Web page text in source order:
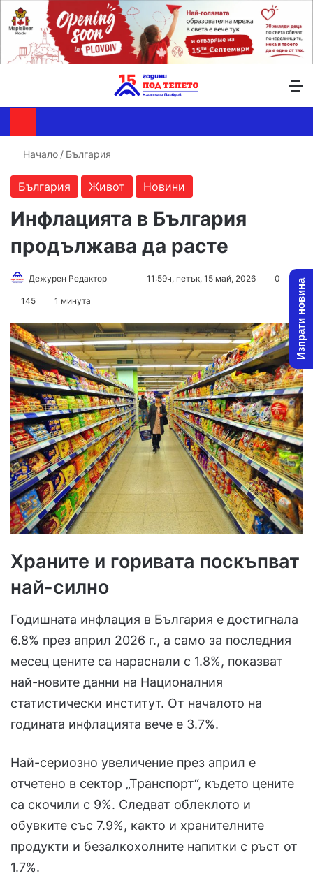
Начало / България
България Живот Новини
Инфлацията в България
продължава да расте
Дежурен Редактор
Send11:59ч, петък, 15 май, 2026 0
145 1 минута
Храните и горивата поскъпват
най-силно
Годишната инфлация в България е достигнала
6.8% през април 2026 г., а само за последния
месец цените са нараснали с 1.8%, показват
най-новите данни на Националния
статистически институт. От началото на
годината инфлацията вече е 3.7%.
Най-сериозно увеличение през април е
отчетено в сектор „Транспорт“, където цените
са скочили с 9%. Следват облеклото и
обувките със 7.9%, както и хранителните
продукти и безалкохолните напитки с ръст от
1.7%.
Изпрати новина